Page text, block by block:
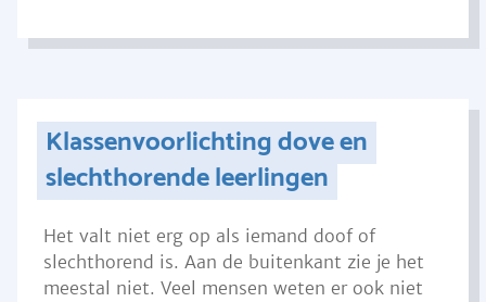
Klassenvoorlichting dove en
slechthorende leerlingen
Het valt niet erg op als iemand doof of
slechthorend is. Aan de buitenkant zie je het
meestal niet. Veel mensen weten er ook niet